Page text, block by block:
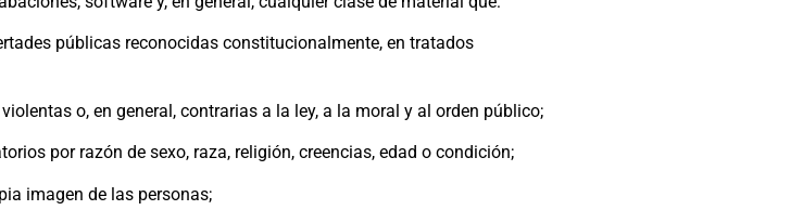
públicas reconocidas constitucionalmente, en tratados
o, en general, contrarias a la ley, a la moral y al orden público;
por razón de sexo, raza, religión, creencias, edad o condición;
imagen de las personas;